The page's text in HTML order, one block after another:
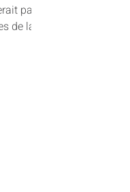
pas
de la